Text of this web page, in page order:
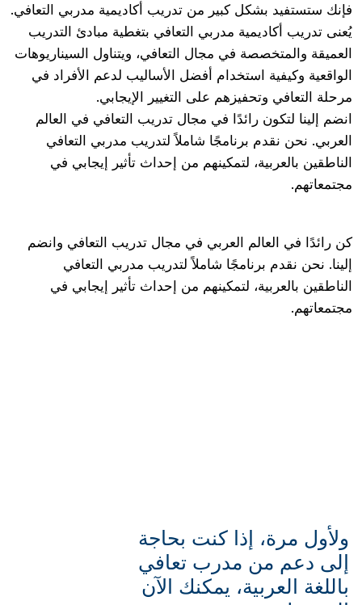
فإنك ستستفيد بشكل كبير من تدريب أكاديمية مدربي التعافي.
يُعنى تدريب أكاديمية مدربي التعافي بتغطية مبادئ التدريب
العميقة والمتخصصة في مجال التعافي، ويتناول السيناريوهات
الواقعية وكيفية استخدام أفضل الأساليب لدعم الأفراد في
مرحلة التعافي وتحفيزهم على التغيير الإيجابي.
انضم إلينا لتكون رائدًا في مجال تدريب التعافي في العالم
العربي. نحن نقدم برنامجًا شاملاً لتدريب مدربي التعافي
الناطقين بالعربية، لتمكينهم من إحداث تأثير إيجابي في
مجتمعاتهم.
كن رائدًا في العالم العربي في مجال تدريب التعافي وانضم
إلينا. نحن نقدم برنامجًا شاملاً لتدريب مدربي التعافي
الناطقين بالعربية، لتمكينهم من إحداث تأثير إيجابي في
مجتمعاتهم.
ولأول مرة، إذا كنت بحاجة
إلى دعم من مدرب تعافي
باللغة العربية، يمكنك الآن